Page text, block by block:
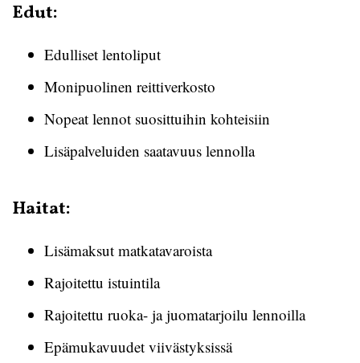
Edut:
Edulliset lentoliput
Monipuolinen reittiverkosto
Nopeat lennot suosittuihin kohteisiin
Lisäpalveluiden saatavuus lennolla
Haitat:
Lisämaksut matkatavaroista
Rajoitettu istuintila
Rajoitettu ruoka- ja juomatarjoilu lennoilla
Epämukavuudet viivästyksissä